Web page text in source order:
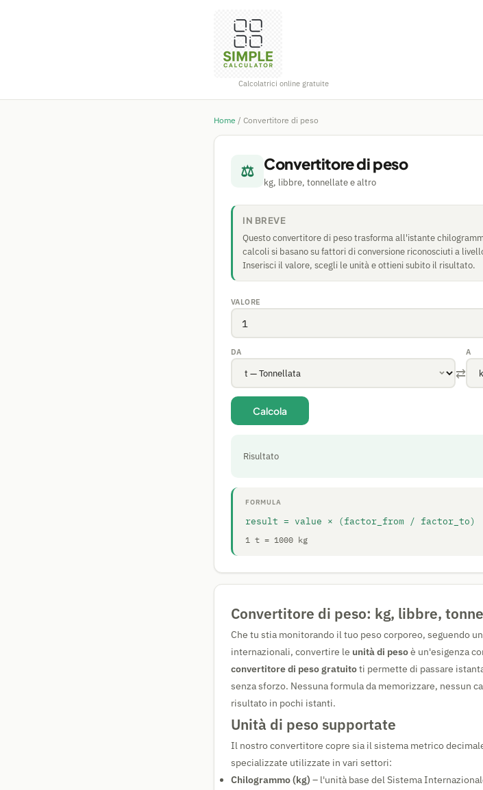
Calcolatrici online gratuite
Home / Convertitore di peso
⚖ Convertitore di peso
kg, libbre, tonnellate e altro
IN BREVE
Questo convertitore di peso trasforma all'istante
calcoli si basano su fattori di conversione riconosciuti a
Inserisci il valore, scegli le unità e ottieni subito il risultato.
VALORE
DA
⇄
A
Calcola
Risultato
FORMULA
result = value × (factor_from / factor_to)
1 t = 1000 kg
Convertitore di peso: kg, libbre,
Che tu stia monitorando il tuo peso corporeo, seguendo
internazionali, convertire le unità di pesoè un'esigenza
convertitore di peso gratuitoti permette di passare
senza sforzo. Nessuna formula da memorizzare, nessun
risultato in pochi istanti.
Unità di peso supportate
Il nostro convertitore copre sia il sistema metrico
specializzate utilizzate in vari settori:
Chilogrammo (kg) – l'unità base del Sistema